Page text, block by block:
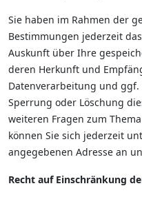
Sie haben im Rahmen der
Bestimmungen jederzeit
Auskunft über Ihre
deren Herkunft und
Datenverarbeitung und
Sperrung oder Löschung
weiteren Fragen zum
können Sie sich jederzeit
angegebenen Adresse an
Recht auf Einschränkung